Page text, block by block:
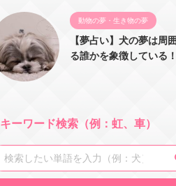
動物の夢・生き物の夢
【夢占い】犬の夢は周
る誰かを象徴している！
キーワード検索（例：虹、車）